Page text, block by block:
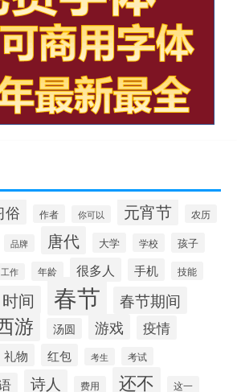
俗 作者 你可以 元宵节 农历
品牌 唐代 大学 学校 孩子
工作 年龄 很多人 手机 技能
时间 春节 春节期间
游 汤圆 游戏 疫情
礼物 红包 考生 考试
诗人 费用 还不 这一